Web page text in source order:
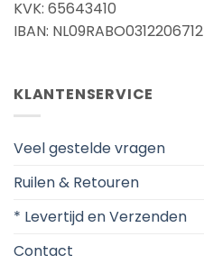
KVK: 65643410
IBAN: NL09RABO0312206712
KLANTENSERVICE
Veel gestelde vragen
Ruilen & Retouren
* Levertijd en Verzenden
Contact